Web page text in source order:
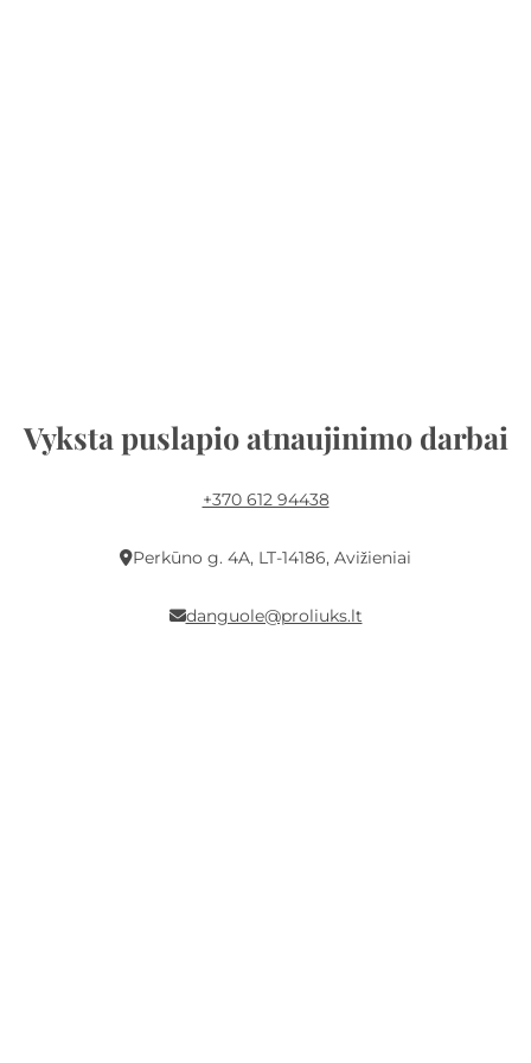
Vyksta puslapio atnaujinimo darbai
+370 612 94438
Perkūno g. 4A, LT-14186, Avižieniai
danguole@proliuks.lt